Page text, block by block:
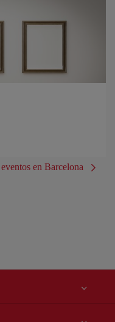
en Barcelona